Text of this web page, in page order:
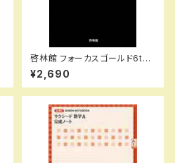
啓林館 フォーカスゴールド6th
Edition 数学Ⅱ+B+C（ベクト
ル） 新品 問題集本体と別冊
解答つき ISBN：978440226
¥2,690